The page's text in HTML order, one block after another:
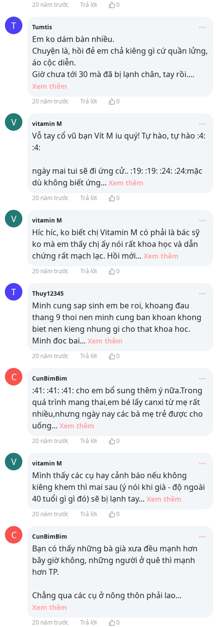
20 năm trước Trả lời 0
T Tumtis
Em ko dám bàn nhiều.
Chuyện là, hồi đẻ em chả kiêng gì cứ quần lửng,
áo cộc diễn.
Giờ chưa tới 30 mà đã bị lạnh chân, tay rồi....
Xem thêm
20 năm trước Trả lời 0
V vitamin M
Vỗ tay cổ vũ bạn Vít M iu quý! Tự hào, tự hào :4:
:4:
ngày mai tui sẽ đi ứng cử.. :19: :19: :24: :24:mặc
dù không biết ứng... Xem thêm
20 năm trước Trả lời 0
V vitamin M
Híc híc, ko biết chị Vitamin M có phải là bác sỹ
ko mà em thấy chị ấy nói rất khoa học và dẫn
chứng rất mạch lạc. Hồi mới... Xem thêm
20 năm trước Trả lời 0
T Thuy12345
Minh cung sap sinh em be roi, khoang đau
thang 9 thoi nen minh cung ban khoan khong
biet nen kieng nhung gi cho that khoa hoc.
Minh đoc bai... Xem thêm
20 năm trước Trả lời 0
C CunBimBim
:41: :41: :41: cho em bổ sung thêm ý nữa.Trong
quá trình mang thai,em bé lấy canxi từ mẹ rất
nhiều,nhưng ngày nay các bà mẹ trẻ được cho
uống... Xem thêm
20 năm trước Trả lời 0
V vitamin M
Mình thấy các cụ hay cảnh báo nếu không
kiêng khem thì mai sau (ý nói khi già - độ ngoài
40 tuổi gì gì đó) sẽ bị lạnh tay... Xem thêm
20 năm trước Trả lời 0
C CunBimBim
Bạn có thấy những bà già xưa đều mạnh hơn
bây giờ không, những người ở quê thì mạnh
hơn TP.
Chẳng qua các cụ ở nông thôn phải lao...
Xem thêm
20 năm trước Trả lời 0